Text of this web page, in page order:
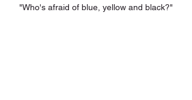
"Who's afraid of blue, yellow and black?"